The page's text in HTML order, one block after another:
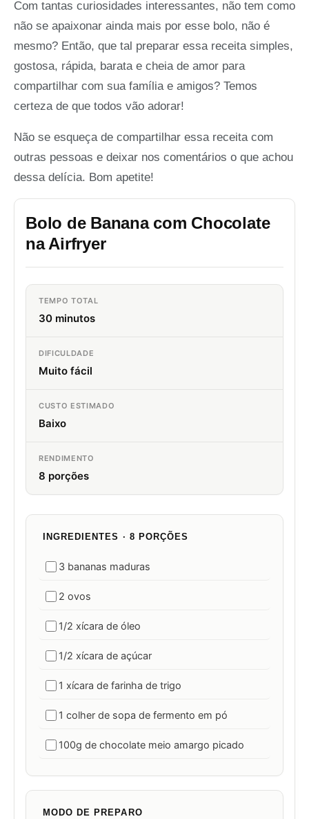
Com tantas curiosidades interessantes, não tem como
não se apaixonar ainda mais por esse bolo, não é
mesmo? Então, que tal preparar essa receita simples,
gostosa, rápida, barata e cheia de amor para
compartilhar com sua família e amigos? Temos
certeza de que todos vão adorar!
Não se esqueça de compartilhar essa receita com
outras pessoas e deixar nos comentários o que achou
dessa delícia. Bom apetite!
Bolo de Banana com Chocolate
na Airfryer
TEMPO TOTAL
30 minutos
DIFICULDADE
Muito fácil
CUSTO ESTIMADO
Baixo
RENDIMENTO
8 porções
INGREDIENTES · 8 PORÇÕES
3 bananas maduras
2 ovos
1/2 xícara de óleo
1/2 xícara de açúcar
1 xícara de farinha de trigo
1 colher de sopa de fermento em pó
100g de chocolate meio amargo picado
MODO DE PREPARO